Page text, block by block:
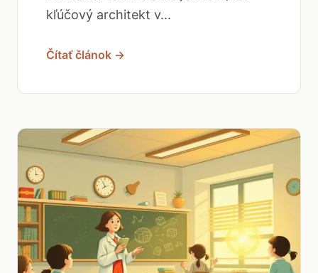
kľúčový architekt v...
Čítať článok →